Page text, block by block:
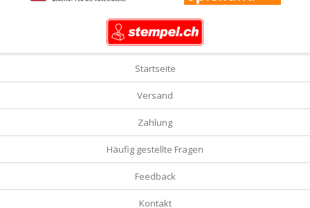
Startseite
Versand
Zahlung
Häufig gestellte Fragen
Feedback
Kontakt